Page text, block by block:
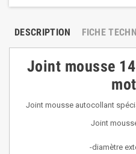
DESCRIPTION FICHE
Joint mousse
Joint mousse autocollant
Joint
-diamètre